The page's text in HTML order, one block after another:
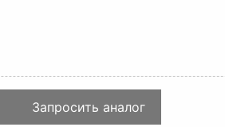
Запросить аналог